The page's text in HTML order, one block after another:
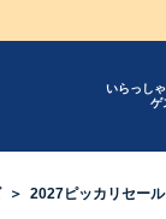
いらっし
ゲ
2027ピッカリセー